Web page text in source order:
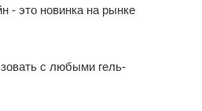
- это новинка на рынке
с любыми гель-